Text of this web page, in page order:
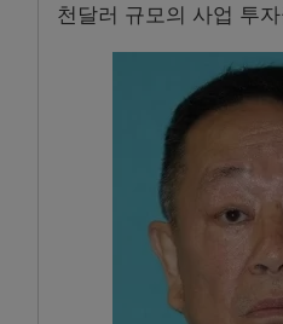
천달러 규모의 사업 투